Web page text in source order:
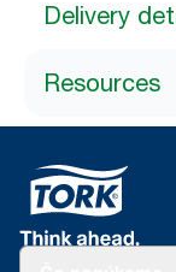
Delivery
Resources